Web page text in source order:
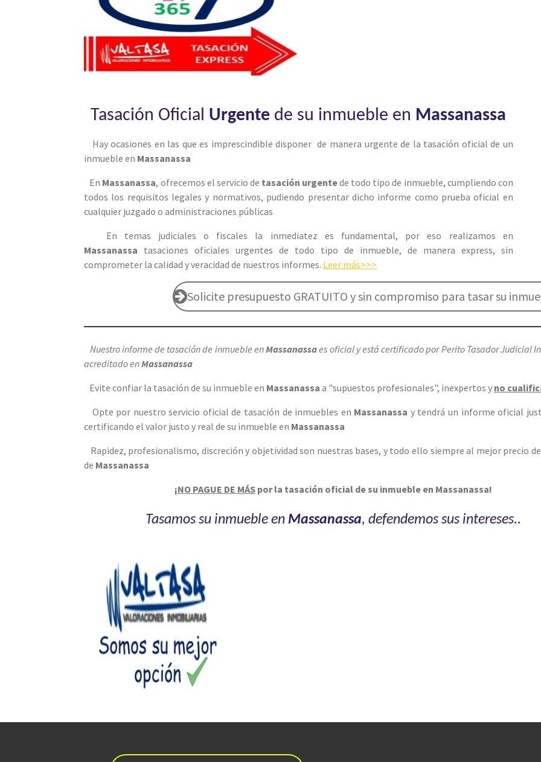
Tasación Oficial Urgente de su inmueble en Massanassa
Hay ocasiones en las que es imprescindible disponer de manera urgente de la tasación oficial de un
inmueble en Massanassa
En Massanassa, ofrecemos el servicio de tasación urgentede todo tipo de inmueble, cumpliendo con
todos los requisitos legales y normativos, pudiendo presentar dicho informe como prueba oficial en
cualquier juzgado o administraciones públicas
En temas judiciales o fiscales la inmediatez es fundamental, por eso realizamos en
Massanassa tasaciones oficiales urgentes de todo tipo de inmueble, de manera express, sin
comprometer la calidad y veracidad de nuestros informes. Leer más>>>
Solicite presupuesto GRATUITO y sin compromiso para tasar su
Nuestro informe de tasación de inmueble enMassanassaes oficial y está certificado por Perito Tasador Judicial
acreditado enMassanassa
Evite confiar la tasación de su inmueble en Massanassa a "supuestos profesionales", inexpertos y no
Opte por nuestro servicio oficial de tasación de inmuebles en Massanassa y tendrá un informe oficial
certificando el valor justo y real de su inmueble en Massanassa
Rapidez, profesionalismo, discreción y objetividad son nuestras bases, y todo ello siempre al mejor precio
de Massanassa
¡NO PAGUE DE MÁSpor la tasación oficial de su inmueble en Massanassa!
Tasamos su inmueble en Massanassa, defendemos sus intereses..